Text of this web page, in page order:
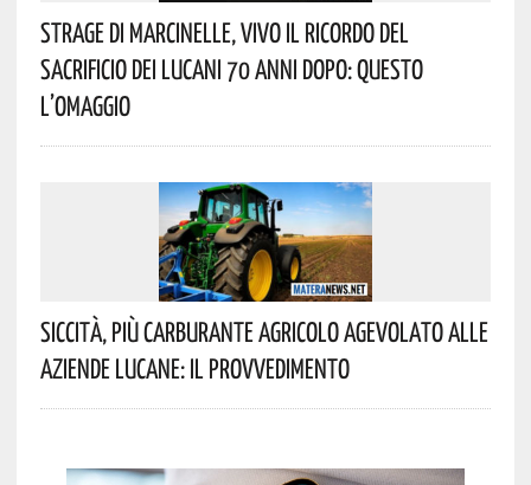
Strage Di Marcinelle, Vivo Il Ricordo Del
Sacrificio Dei Lucani 70 Anni Dopo: Questo
L’omaggio
Siccità, Più Carburante Agricolo Agevolato Alle
Aziende Lucane: Il Provvedimento